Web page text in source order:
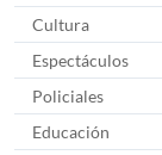
Cultura
Espectáculos
Policiales
Educación